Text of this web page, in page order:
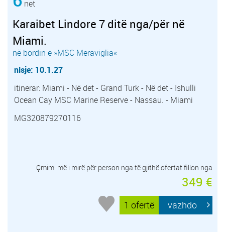
net
Karaibet Lindore 7 ditë nga/për në
Miami.
në bordin e »MSC Meraviglia«
nisje: 10.1.27
itinerar: Miami - Në det - Grand Turk - Në det - Ishulli
Ocean Cay MSC Marine Reserve - Nassau. - Miami
MG320879270116
Çmimi më i mirë për person nga të gjithë ofertat fillon nga
349 €
1 ofertë vazhdo